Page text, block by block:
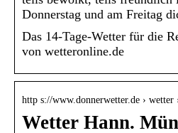
Donnerstag und am Freitag
Das 14-Tage-Wetter für die
von wetteronline.de
http s://www.donnerwetter.de › wetter
Wetter Hann.